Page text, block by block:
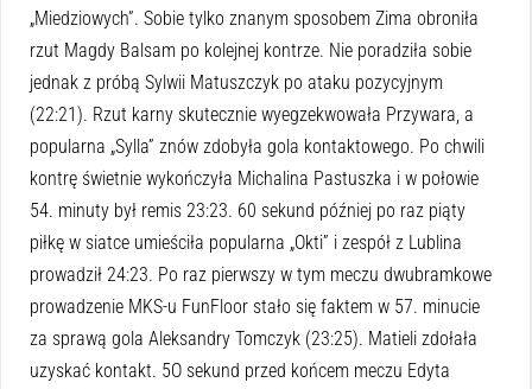
„Miedziowych”. Sobie tylko znanym sposobem Zima obroniła
rzut Magdy Balsam po kolejnej kontrze. Nie poradziła sobie
jednak z próbą Sylwii Matuszczyk po ataku pozycyjnym
(22:21). Rzut karny skutecznie wyegzekwowała Przywara, a
popularna „Sylla” znów zdobyła gola kontaktowego. Po chwili
kontrę świetnie wykończyła Michalina Pastuszka i w połowie
54. minuty był remis 23:23. 60 sekund później po raz piąty
piłkę w siatce umieściła popularna „Okti” i zespół z Lublina
prowadził 24:23. Po raz pierwszy w tym meczu dwubramkowe
prowadzenie MKS-u FunFloor stało się faktem w 57. minucie
za sprawą gola Aleksandry Tomczyk (23:25). Matieli zdołała
uzyskać kontakt. 5O sekund przed końcem meczu Edyta